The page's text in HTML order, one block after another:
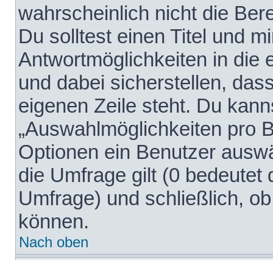
wahrscheinlich nicht die
Du solltest einen Titel und
Antwortmöglichkeiten in die
und dabei sicherstellen,
eigenen Zeile steht. Du
„Auswahlmöglichkeiten pro
Optionen ein Benutzer
die Umfrage gilt (0 bedeutet
Umfrage) und schließlich,
können.
Nach oben